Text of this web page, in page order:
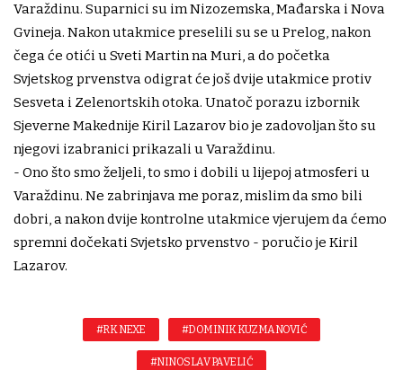
Varaždinu. Suparnici su im Nizozemska, Mađarska i Nova
Gvineja. Nakon utakmice preselili su se u Prelog, nakon
čega će otići u Sveti Martin na Muri, a do početka
Svjetskog prvenstva odigrat će još dvije utakmice protiv
Sesveta i Zelenortskih otoka. Unatoč porazu izbornik
Sjeverne Makednije Kiril Lazarov bio je zadovoljan što su
njegovi izabranici prikazali u Varaždinu.
- Ono što smo željeli, to smo i dobili u lijepoj atmosferi u
Varaždinu. Ne zabrinjava me poraz, mislim da smo bili
dobri, a nakon dvije kontrolne utakmice vjerujem da ćemo
spremni dočekati Svjetsko prvenstvo - poručio je Kiril
Lazarov.
#RK NEXE #DOMINIK KUZMANOVIĆ
#NINOSLAV PAVELIĆ